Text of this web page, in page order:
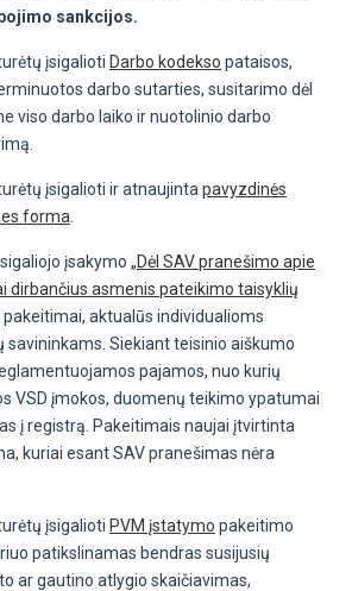
sankcijos.
įsigalioti Darbo kodekso pataisos,
darbo sutarties, susitarimo dėl
viso darbo laiko ir nuotolinio darbo
įsigalioti ir atnaujinta pavyzdinės
forma
įsakymo „Dėl SAV pranešimo apie
dirbančius asmenis pateikimo taisyklių
pakeitimai, aktualūs individualioms
savininkams. Siekiant teisinio aiškumo
pajamos, nuo kurių
VSD įmokos, duomenų teikimo ypatumai
į registrą. Pakeitimais naujai įtvirtinta
kuriai esant SAV pranešimas nėra
įsigalioti PVM įstatymo pakeitimo
patikslinamas bendras susijusių
ar gautino atlygio skaičiavimas,